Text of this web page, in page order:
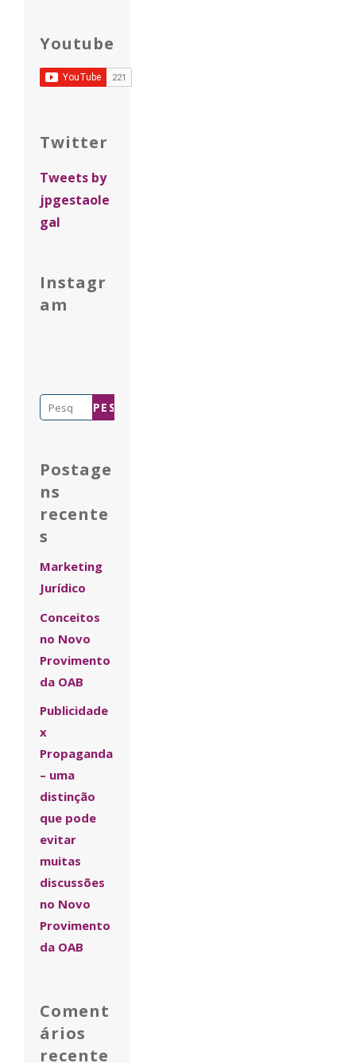
Youtube
Twitter
Tweets by
jpgestaole
gal
Instagr
am
Pesquisar
Postage
ns
recente
s
Marketing
Jurídico
Conceitos
no Novo
Provimento
da OAB
Publicidade
x
Propaganda
– uma
distinção
que pode
evitar
muitas
discussões
no Novo
Provimento
da OAB
Coment
ários
recente